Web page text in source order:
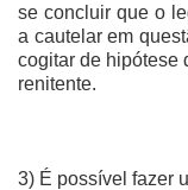
se concluir que o
a cautelar em
cogitar de hipótese
renitente.
3) É possível fazer